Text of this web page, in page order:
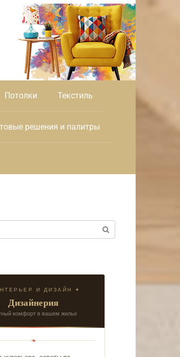
Потолки Текстиль
решения и палитры
И ДИЗАЙН ✦
Дизайнерия
комфорт в вашем жилье
❧